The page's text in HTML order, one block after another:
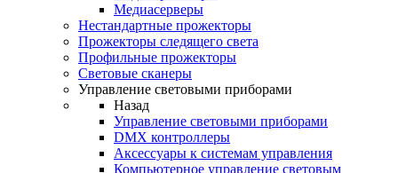
Медиасерверы
Нестандартные прожекторы
Прожекторы следящего света
Профильные прожекторы
Световые сканеры
Управление световыми приборами
Назад
Управление световыми приборами
DMX контроллеры
Аксессуары к системам управления
Компьютерное управление световым